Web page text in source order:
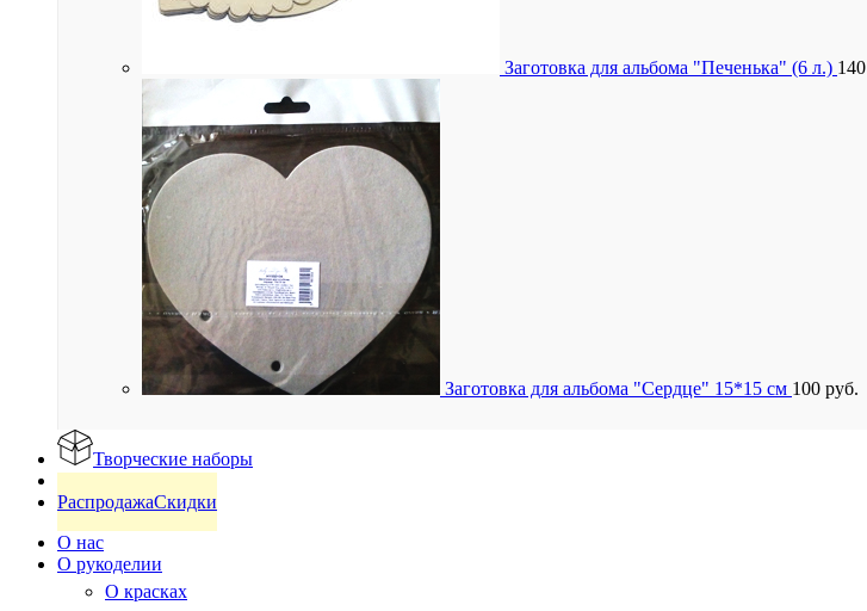
Заготовка для альбома "Печенька" (6 л.) 140
Заготовка для альбома "Сердце" 15*15 см 100 руб.
Творческие наборы
РаспродажаСкидки
О нас
О рукоделии
О красках